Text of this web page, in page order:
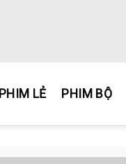
PHIM LẺ PHIM BỘ